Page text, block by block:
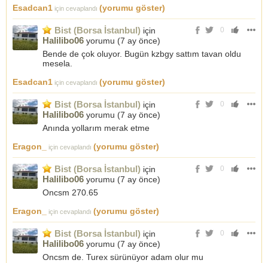
Esadcan1 için cevaplandı (yorumu göster)
0
Bist (Borsa İstanbul) için
Halilibo06 yorumu (7 ay önce)
Bende de çok oluyor. Bugün kzbgy sattım tavan oldu
mesela.
Esadcan1 için cevaplandı (yorumu göster)
0
Bist (Borsa İstanbul) için
Halilibo06 yorumu (7 ay önce)
Anında yollarım merak etme
Eragon_
için cevaplandı (yorumu göster)
0
Bist (Borsa İstanbul) için
Halilibo06 yorumu (7 ay önce)
Oncsm 270.65
Eragon_
için cevaplandı (yorumu göster)
0
Bist (Borsa İstanbul) için
Halilibo06 yorumu (7 ay önce)
Oncsm de. Turex sürünüyor adam olur mu